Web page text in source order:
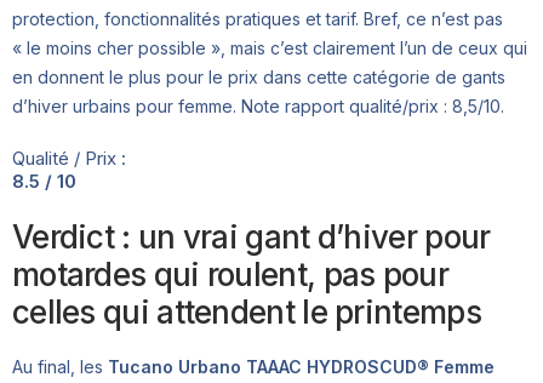
protection, fonctionnalités pratiques et tarif. Bref, ce n’est pas
« le moins cher possible », mais c’est clairement l’un de ceux qui
en donnent le plus pour le prix dans cette catégorie de gants
d’hiver urbains pour femme. Note rapport qualité/prix : 8,5/10.
Qualité / Prix :
8.5 / 10
Verdict : un vrai gant d’hiver pour
motardes qui roulent, pas pour
celles qui attendent le printemps
Au final, les Tucano Urbano TAAAC HYDROSCUD® Femme